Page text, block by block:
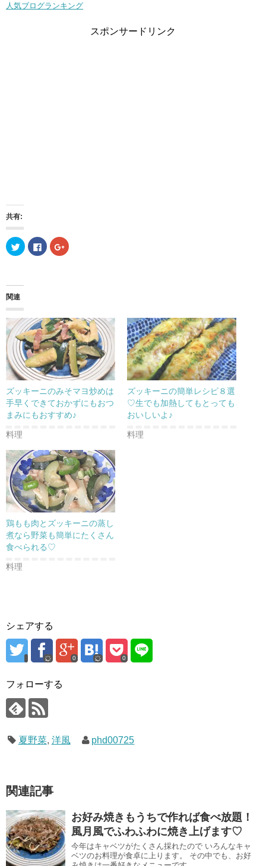
人気ブログランキング
スポンサードリンク
共有:
ク
リ
T
t
t
e
r
で
共
有
(
新
し
い
ウ
ィ
ン
ド
ウ
開
き
す
)
F
a
有
す
る
に
は
ク
リ
ッ
ク
し
て
く
だ
さ
い
ウ
ィ
ン
ド
ウ
で
開
き
ま
す
)
ク
リ
l
e
+
で
共
有
(
新
し
い
ウ
ィ
ン
ド
ウ
す
)
関連
ズッキーニのみそマヨ炒めは
手早くできておかずにもおつ
まみにもおすすめ♪
料理
ズッキーニの簡単レシピ８選
♡生でも加熱してもとっても
おいしいよ♪
料理
鶏もも肉とズッキーニの蒸し
煮なら野菜も簡単にたくさん
食べられる♡
料理
シェアする
0 0
フォローする
夏野菜, 洋風 phd00725
関連記事
お好み焼きもうちで作れば食べ放題！
風月風でふわふわに焼き上げます♡
今年はキャベツがたくさん採れたので いろんなキャ
ベツのお料理が食卓に上ります。 その中でも、お好